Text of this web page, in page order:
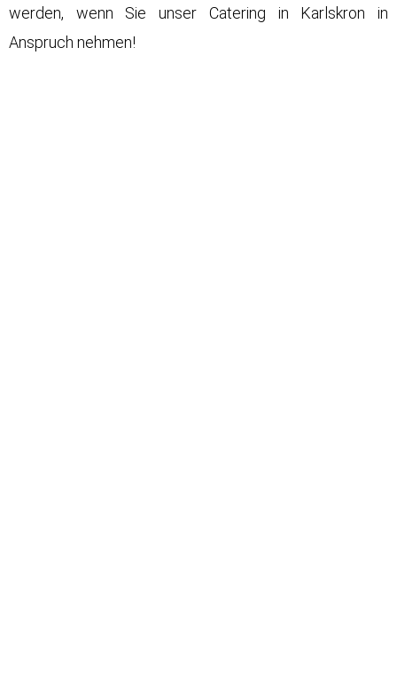
werden, wenn Sie unser Catering in Karlskron in
Anspruch nehmen!